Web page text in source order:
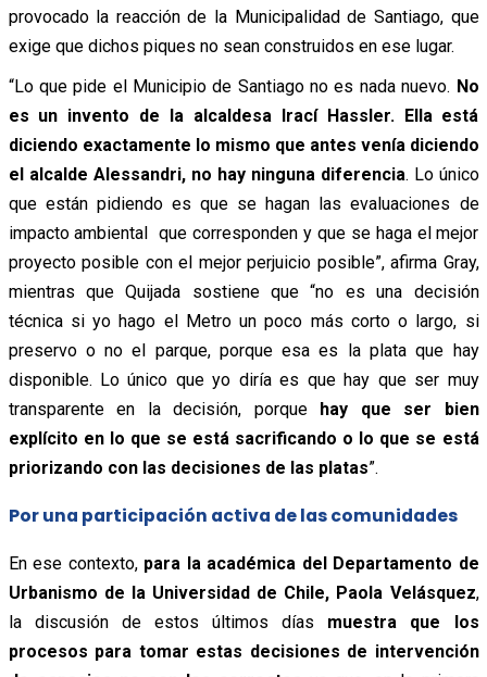
provocado la reacción de la Municipalidad de Santiago, que
exige que dichos piques no sean construidos en ese lugar.
“Lo que pide el Municipio de Santiago no es nada nuevo. No
es un invento de la alcaldesa Irací Hassler. Ella está
diciendo exactamente lo mismo que antes venía diciendo
el alcalde Alessandri, no hay ninguna diferencia. Lo único
que están pidiendo es que se hagan las evaluaciones de
impacto ambiental que corresponden y que se haga el mejor
proyecto posible con el mejor perjuicio posible”, afirma Gray,
mientras que Quijada sostiene que “no es una decisión
técnica si yo hago el Metro un poco más corto o largo, si
preservo o no el parque, porque esa es la plata que hay
disponible. Lo único que yo diría es que hay que ser muy
transparente en la decisión, porque hay que ser bien
explícito en lo que se está sacrificando o lo que se está
priorizando con las decisiones de las platas”.
Por una participación activa de las comunidades
En ese contexto, para la académica del Departamento de
Urbanismo de la Universidad de Chile, Paola Velásquez,
la discusión de estos últimos días muestra que los
procesos para tomar estas decisiones de intervención